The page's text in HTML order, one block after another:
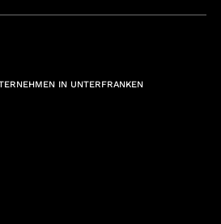
IN UNTERFRANKEN